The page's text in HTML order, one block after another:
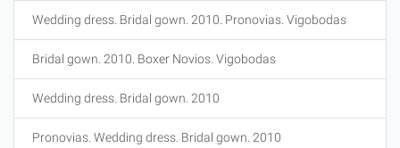
Wedding dress. Bridal gown. 2010. Pronovias. Vigobodas
Bridal gown. 2010. Boxer Novios. Vigobodas
Wedding dress. Bridal gown. 2010
Pronovias. Wedding dress. Bridal gown. 2010